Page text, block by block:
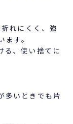
れにくく、強
す。
る、使い捨てに
多いときでも片